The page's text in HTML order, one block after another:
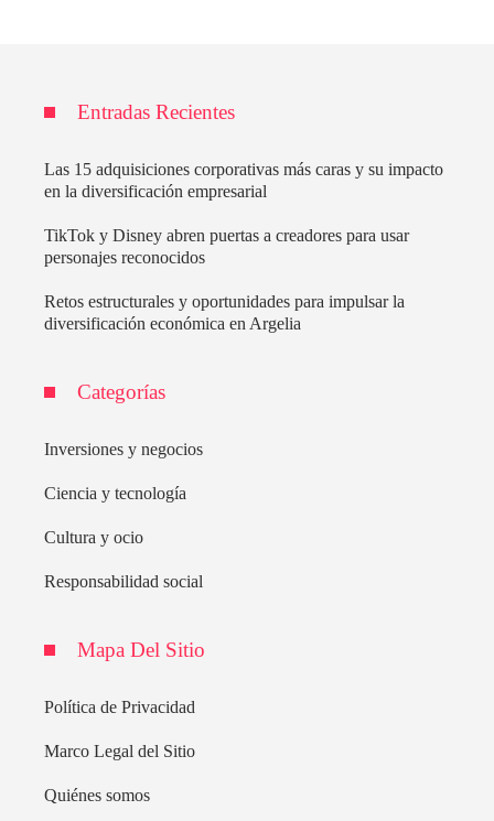
Entradas Recientes
Las 15 adquisiciones corporativas más caras y su impacto
en la diversificación empresarial
TikTok y Disney abren puertas a creadores para usar
personajes reconocidos
Retos estructurales y oportunidades para impulsar la
diversificación económica en Argelia
Categorías
Inversiones y negocios
Ciencia y tecnología
Cultura y ocio
Responsabilidad social
Mapa Del Sitio
Política de Privacidad
Marco Legal del Sitio
Quiénes somos